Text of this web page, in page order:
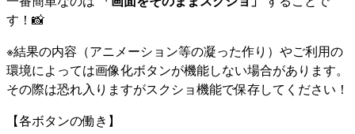
す！📸
※結果の内容（アニメーション等の凝った作り）やご利用の
環境によっては画像化ボタンが機能しない場合があります。
その際は恐れ入りますがスクショ機能で保存してください！
【各ボタンの働き】